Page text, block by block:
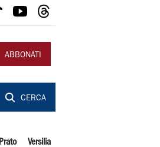
ABBONATI
CERCA
Prato Versilia